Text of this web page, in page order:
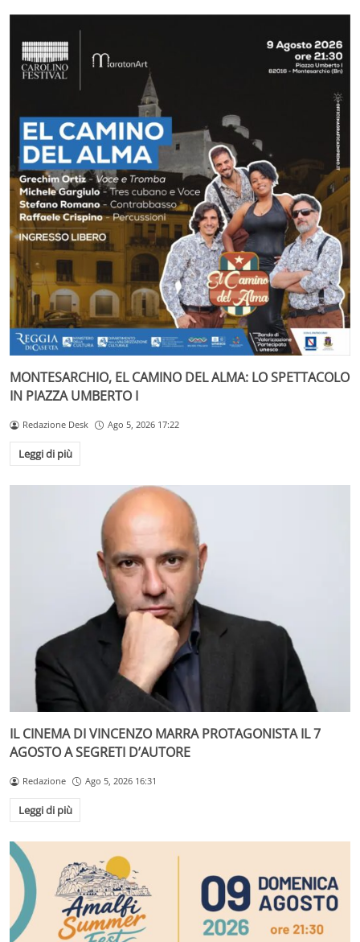
MONTESARCHIO, EL CAMINO DEL ALMA: LO SPETTACOLO
IN PIAZZA UMBERTO I
Redazione Desk Ago 5, 2026 17:22
Leggi di più
IL CINEMA DI VINCENZO MARRA PROTAGONISTA IL 7
AGOSTO A SEGRETI D’AUTORE
Redazione Ago 5, 2026 16:31
Leggi di più